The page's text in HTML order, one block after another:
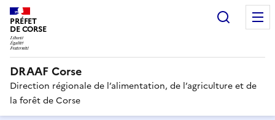
PRÉFET
DE CORSE
DRAAF Corse
Direction régionale de l’alimentation, de l’agriculture et de
la forêt de Corse